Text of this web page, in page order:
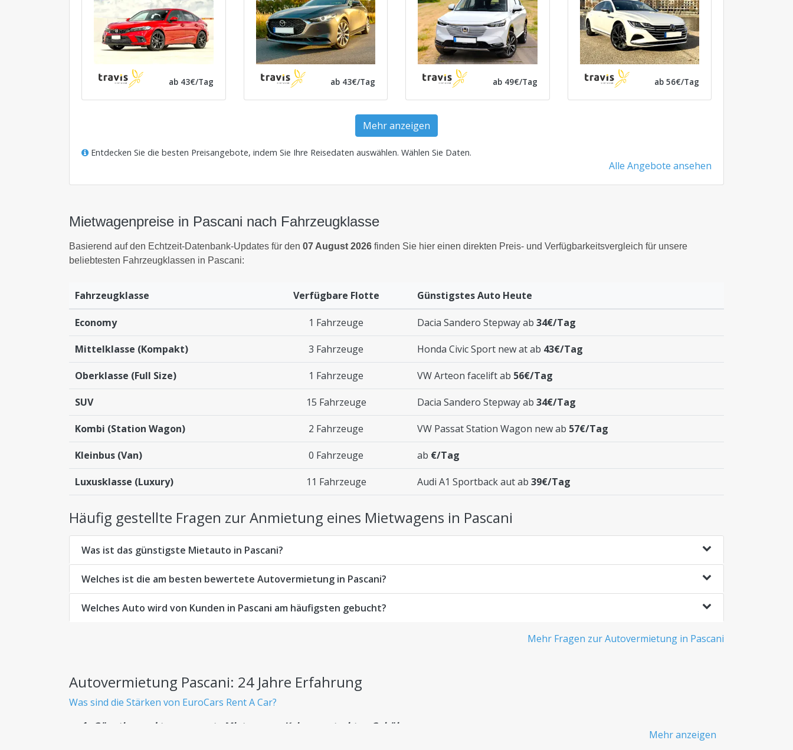
ab 43€/Tag ab 43€/Tag ab 49€/Tag ab 56€/Tag
Mehr anzeigen
Entdecken Sie die besten Preisangebote, indem Sie Ihre Reisedaten auswählen. Wählen Sie Daten.
Alle Angebote ansehen
Mietwagenpreise in Pascani nach Fahrzeugklasse
Basierend auf den Echtzeit-Datenbank-Updates für den 07 August 2026 finden Sie hier einen direkten Preis- und Verfügbarkeitsvergleich für unsere
beliebtesten Fahrzeugklassen in Pascani:
Fahrzeugklasse Verfügbare Flotte Günstigstes Auto Heute
Economy 1 Fahrzeuge Dacia Sandero Stepway ab 34€/Tag
Mittelklasse (Kompakt) 3 Fahrzeuge Honda Civic Sport new at ab 43€/Tag
Oberklasse (Full Size) 1 Fahrzeuge VW Arteon facelift ab 56€/Tag
SUV 15 Fahrzeuge Dacia Sandero Stepway ab 34€/Tag
Kombi (Station Wagon) 2 Fahrzeuge VW Passat Station Wagon new ab 57€/Tag
Kleinbus (Van) 0 Fahrzeuge ab €/Tag
Luxusklasse (Luxury) 11 Fahrzeuge Audi A1 Sportback aut ab 39€/Tag
Häufig gestellte Fragen zur Anmietung eines Mietwagens in Pascani
Was ist das günstigste Mietauto in Pascani?
Welches ist die am besten bewertete Autovermietung in Pascani?
Welches Auto wird von Kunden in Pascani am häufigsten gebucht?
Mehr Fragen zur Autovermietung in Pascani
Autovermietung Pascani: 24 Jahre Erfahrung
Was sind die Stärken von EuroCars Rent A Car?
Günstige und transparente Mietwagen - Keine versteckten Gebühren
Mehr anzeigen